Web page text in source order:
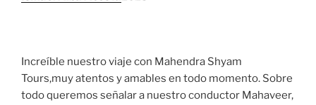
Increíble nuestro viaje con Mahendra Shyam
Tours,muy atentos y amables en todo momento. Sobre
todo queremos señalar a nuestro conductor Mahaveer,